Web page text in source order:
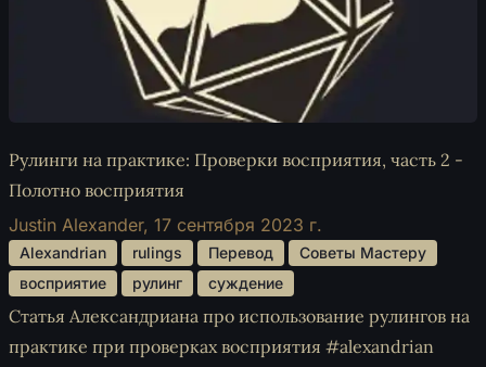
Рулинги на практике: Проверки восприятия, часть 2 -
Полотно восприятия
Justin Alexander, 17 сентября 2023 г.
Alexandrian rulings Перевод
Советы Мастеру
восприятие
рулинг суждение
Статья Александриана про использование рулингов на
практике при проверках восприятия #alexandrian